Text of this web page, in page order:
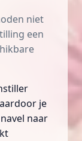
niet
een
je
naar